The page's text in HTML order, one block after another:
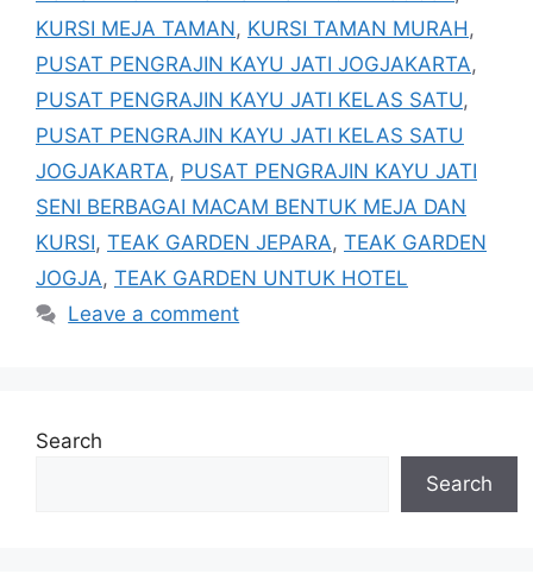
KURSI MEJA TAMAN, KURSI TAMAN MURAH,
PUSAT PENGRAJIN KAYU JATI JOGJAKARTA,
PUSAT PENGRAJIN KAYU JATI KELAS SATU,
PUSAT PENGRAJIN KAYU JATI KELAS SATU
JOGJAKARTA, PUSAT PENGRAJIN KAYU JATI
SENI BERBAGAI MACAM BENTUK MEJA DAN
KURSI, TEAK GARDEN JEPARA, TEAK GARDEN
JOGJA, TEAK GARDEN UNTUK HOTEL
Leave a comment
Search
Search